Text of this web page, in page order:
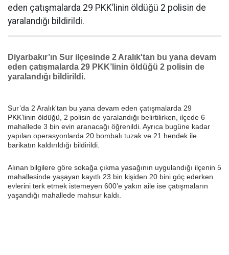
eden çatışmalarda 29 PKK’linin öldüğü 2 polisin de
yaralandığı bildirildi.
Diyarbakır’ın Sur ilçesinde 2 Aralık'tan bu yana devam
eden çatışmalarda 29 PKK’linin öldüğü 2 polisin de
yaralandığı bildirildi.
Sur’da 2 Aralık'tan bu yana devam eden çatışmalarda 29
PKK’linin öldüğü, 2 polisin de yaralandığı belirtilirken, ilçede 6
mahallede 3 bin evin aranacağı öğrenildi. Ayrıca bugüne kadar
yapılan operasyonlarda 20 bombalı tuzak ve 21 hendek ile
barikatın kaldırıldığı bildirildi.
Alınan bilgilere göre sokağa çıkma yasağının uygulandığı ilçenin 5
mahallesinde yaşayan kayıtlı 23 bin kişiden 20 bini göç ederken
evlerini terk etmek istemeyen 600’e yakın aile ise çatışmaların
yaşandığı mahallede mahsur kaldı.